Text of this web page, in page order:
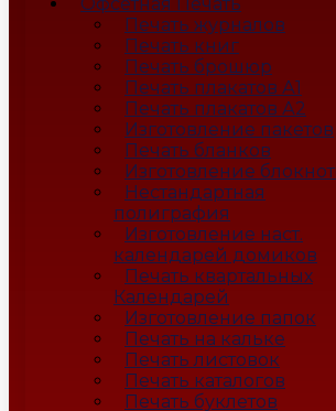
Печать журналов
Печать книг
Печать брошюр
Печать плакатов А1
Печать плакатов А2
Изготовление пакетов
Печать бланков
Изготовление
Нестандартная
полиграфия
Изготовление наст.
календарей домиков
Печать квартальных
Календарей
Изготовление папок
Печать на кальке
Печать листовок
Печать каталогов
Печать буклетов